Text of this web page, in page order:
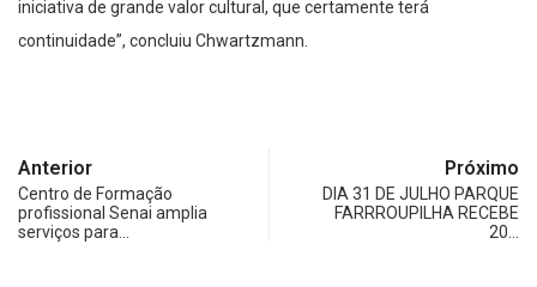
iniciativa de grande valor cultural, que certamente terá
continuidade”, concluiu Chwartzmann.
Anterior
Centro de Formação
profissional Senai amplia
serviços para…
Próximo
DIA 31 DE JULHO PARQUE
FARRROUPILHA RECEBE
20…